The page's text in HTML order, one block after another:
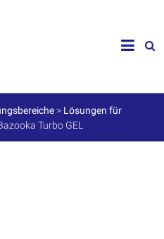
> Lösungen für
Turbo GEL